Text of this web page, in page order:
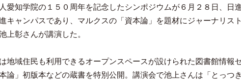
愛知学院の１５０周年を記念したシンポジウムが６月２８日、日
キャンパスであり、マルクスの「資本論」を題材にジャーナリス
上彰さんが講演した。
地域住民も利用できるオープンスペースが設けられた図書館情報
論」初版本などの蔵書を特別公開。講演会で池上さんは「とっつき